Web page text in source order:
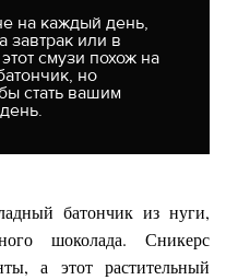
на каждый день,
завтрак или в
смузи похож на
но
стать вашим
батончик из нуги,
шоколада. Сникерс
а этот растительный